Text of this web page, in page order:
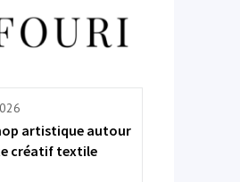
artistique autour
créatif textile